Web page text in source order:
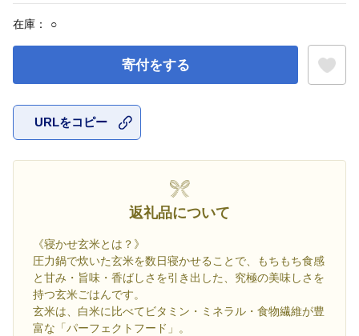
在庫： ○
寄付をする
URLをコピー
返礼品について
《寝かせ玄米とは？》
圧力鍋で炊いた玄米を数日寝かせることで、もちもち食感
と甘み・旨味・香ばしさを引き出した、究極の美味しさを
持つ玄米ごはんです。
玄米は、白米に比べてビタミン・ミネラル・食物繊維が豊
富な「パーフェクトフード」。